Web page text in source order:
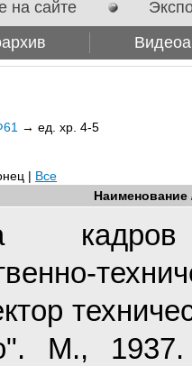
на сайте
→ ед. хр. 4-5
| Все
Наименование
М.,